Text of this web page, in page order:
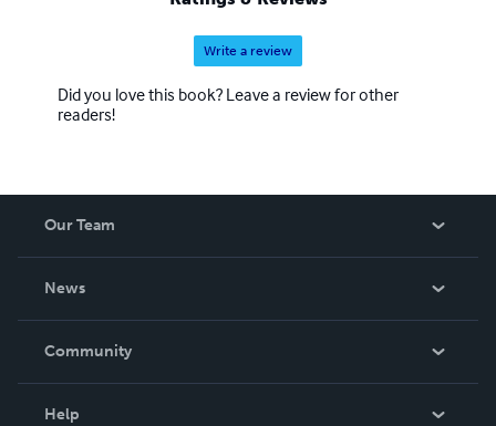
Write a review
Did you love this book? Leave a review for other
readers!
Our Team
News
In The News
Community
Help